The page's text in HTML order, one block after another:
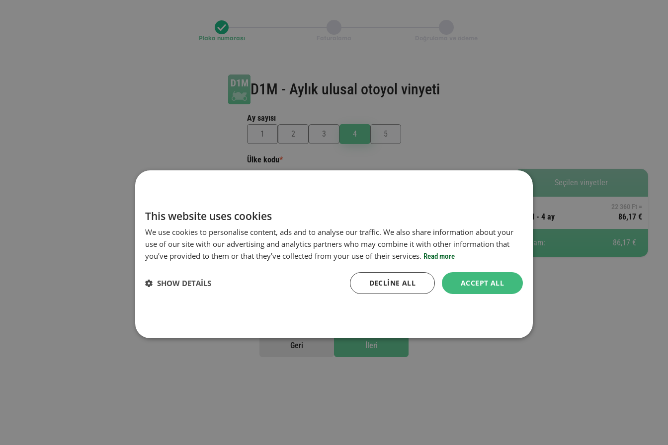
Plaka numarası
D1M - Aylık ulusal otoyol vinyeti
Ay sayısı
Ülke kodu*
Plaka numarası
Geçerlilik süresi
Seçilen vinyetler
22 360 Ft =
D1M - 4 ay 86,17 €
Toplam: 86,17 €
Geri İleri
This website uses cookies
We use cookies to personalise content, ads and to analyse our traffic. We also share information about your
use of our site with our advertising and analytics partners who may combine it with other information that
you’ve provided to them or that they’ve collected from your use of their services. Read more
ACCEPT ALL
DECLINE ALL
SHOW DETAILS